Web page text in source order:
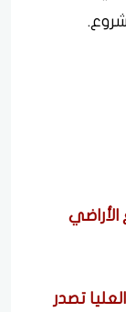
العليا تصدر